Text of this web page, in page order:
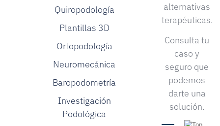
Quiropodología
Plantillas 3D
Ortopodología
Neuromecánica
Baropodometría
Investigación
Podológica
alternativas
terapéuticas.
Consulta tu
caso y
seguro que
podemos
darte una
solución.